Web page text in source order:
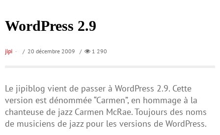
WordPress 2.9
jipi / 20 décembre 2009 / 1 290
Le jipiblog vient de passer à WordPress 2.9. Cette
version est dénommée “Carmen”, en hommage à la
chanteuse de jazz Carmen McRae. Toujours des noms
de musiciens de jazz pour les versions de WordPress.